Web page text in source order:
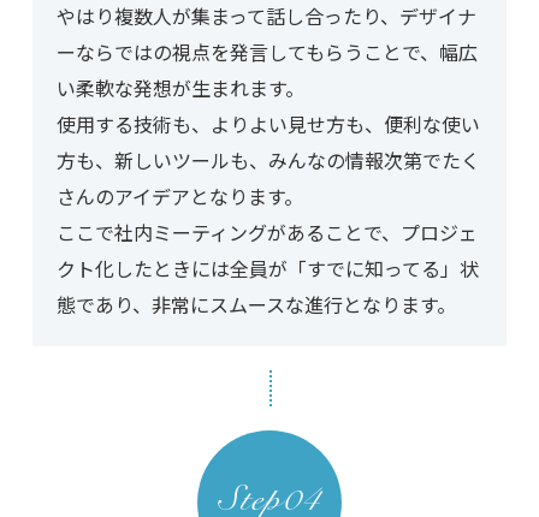
やはり複数人が集まって話し合ったり、デザイナ
ーならではの視点を発言してもらうことで、幅広
い柔軟な発想が生まれます。
使用する技術も、よりよい見せ方も、便利な使い
方も、新しいツールも、みんなの情報次第でたく
さんのアイデアとなります。
ここで社内ミーティングがあることで、プロジェ
クト化したときには全員が「すでに知ってる」状
態であり、非常にスムースな進行となります。